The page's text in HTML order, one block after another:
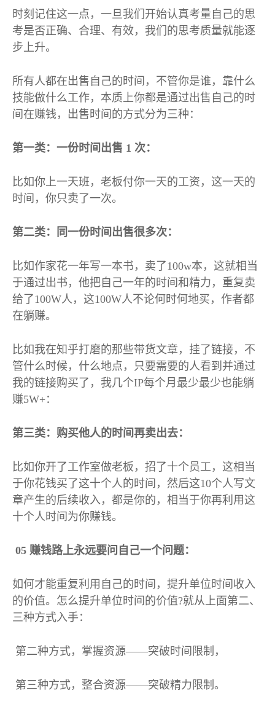
时刻记住这一点，一旦我们开始认真考量自己的思
考是否正确、合理、有效，我们的思考质量就能逐
步上升。
所有人都在出售自己的时间，不管你是谁，靠什么
技能做什么工作，本质上你都是通过出售自己的时
间在赚钱，出售时间的方式分为三种：
第一类：一份时间出售 1 次：
比如你上一天班，老板付你一天的工资，这一天的
时间，你只卖了一次。
第二类：同一份时间出售很多次：
比如作家花一年写一本书，卖了100w本，这就相当
于通过出书，他把自己一年的时间和精力，重复卖
给了100W人，这100W人不论何时何地买，作者都
在躺赚。
比如我在知乎打磨的那些带货文章，挂了链接，不
管什么时候，什么地点，只要需要的人看到并通过
我的链接购买了，我几个IP每个月最少最少也能躺
赚5W+：
第三类：购买他人的时间再卖出去：
比如你开了工作室做老板，招了十个员工，这相当
于你花钱买了这十个人的时间，然后这10个人写文
章产生的后续收入，都是你的，相当于你再利用这
十个人时间为你赚钱。
05 赚钱路上永远要问自己一个问题：
如何才能重复利用自己的时间，提升单位时间收入
的价值。怎么提升单位时间的价值?就从上面第二、
三种方式入手：
第二种方式，掌握资源——突破时间限制，
第三种方式，整合资源——突破精力限制。